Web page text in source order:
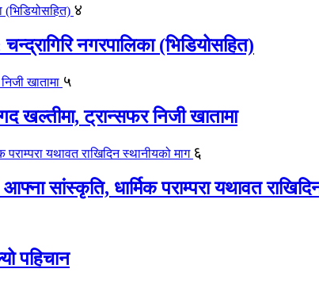
४
नगरपालिका (भिडियोसहित)
५
खल्तीमा, ट्रान्सफर निजी खातामा
६
सांस्कृति, धार्मिक पराम्परा यथावत
पहिचान